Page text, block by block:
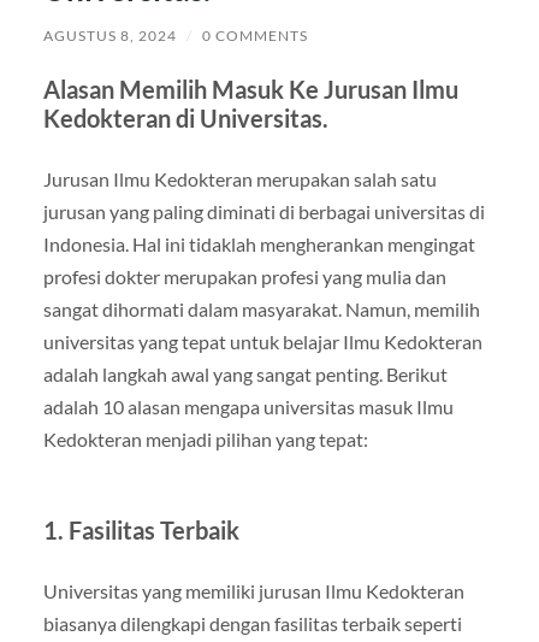
AGUSTUS 8, 2024 / 0 COMMENTS
Alasan Memilih Masuk Ke Jurusan Ilmu
Kedokteran di Universitas.
Jurusan Ilmu Kedokteran merupakan salah satu
jurusan yang paling diminati di berbagai universitas di
Indonesia. Hal ini tidaklah mengherankan mengingat
profesi dokter merupakan profesi yang mulia dan
sangat dihormati dalam masyarakat. Namun, memilih
universitas yang tepat untuk belajar Ilmu Kedokteran
adalah langkah awal yang sangat penting. Berikut
adalah 10 alasan mengapa universitas masuk Ilmu
Kedokteran menjadi pilihan yang tepat:
1. Fasilitas Terbaik
Universitas yang memiliki jurusan Ilmu Kedokteran
biasanya dilengkapi dengan fasilitas terbaik seperti